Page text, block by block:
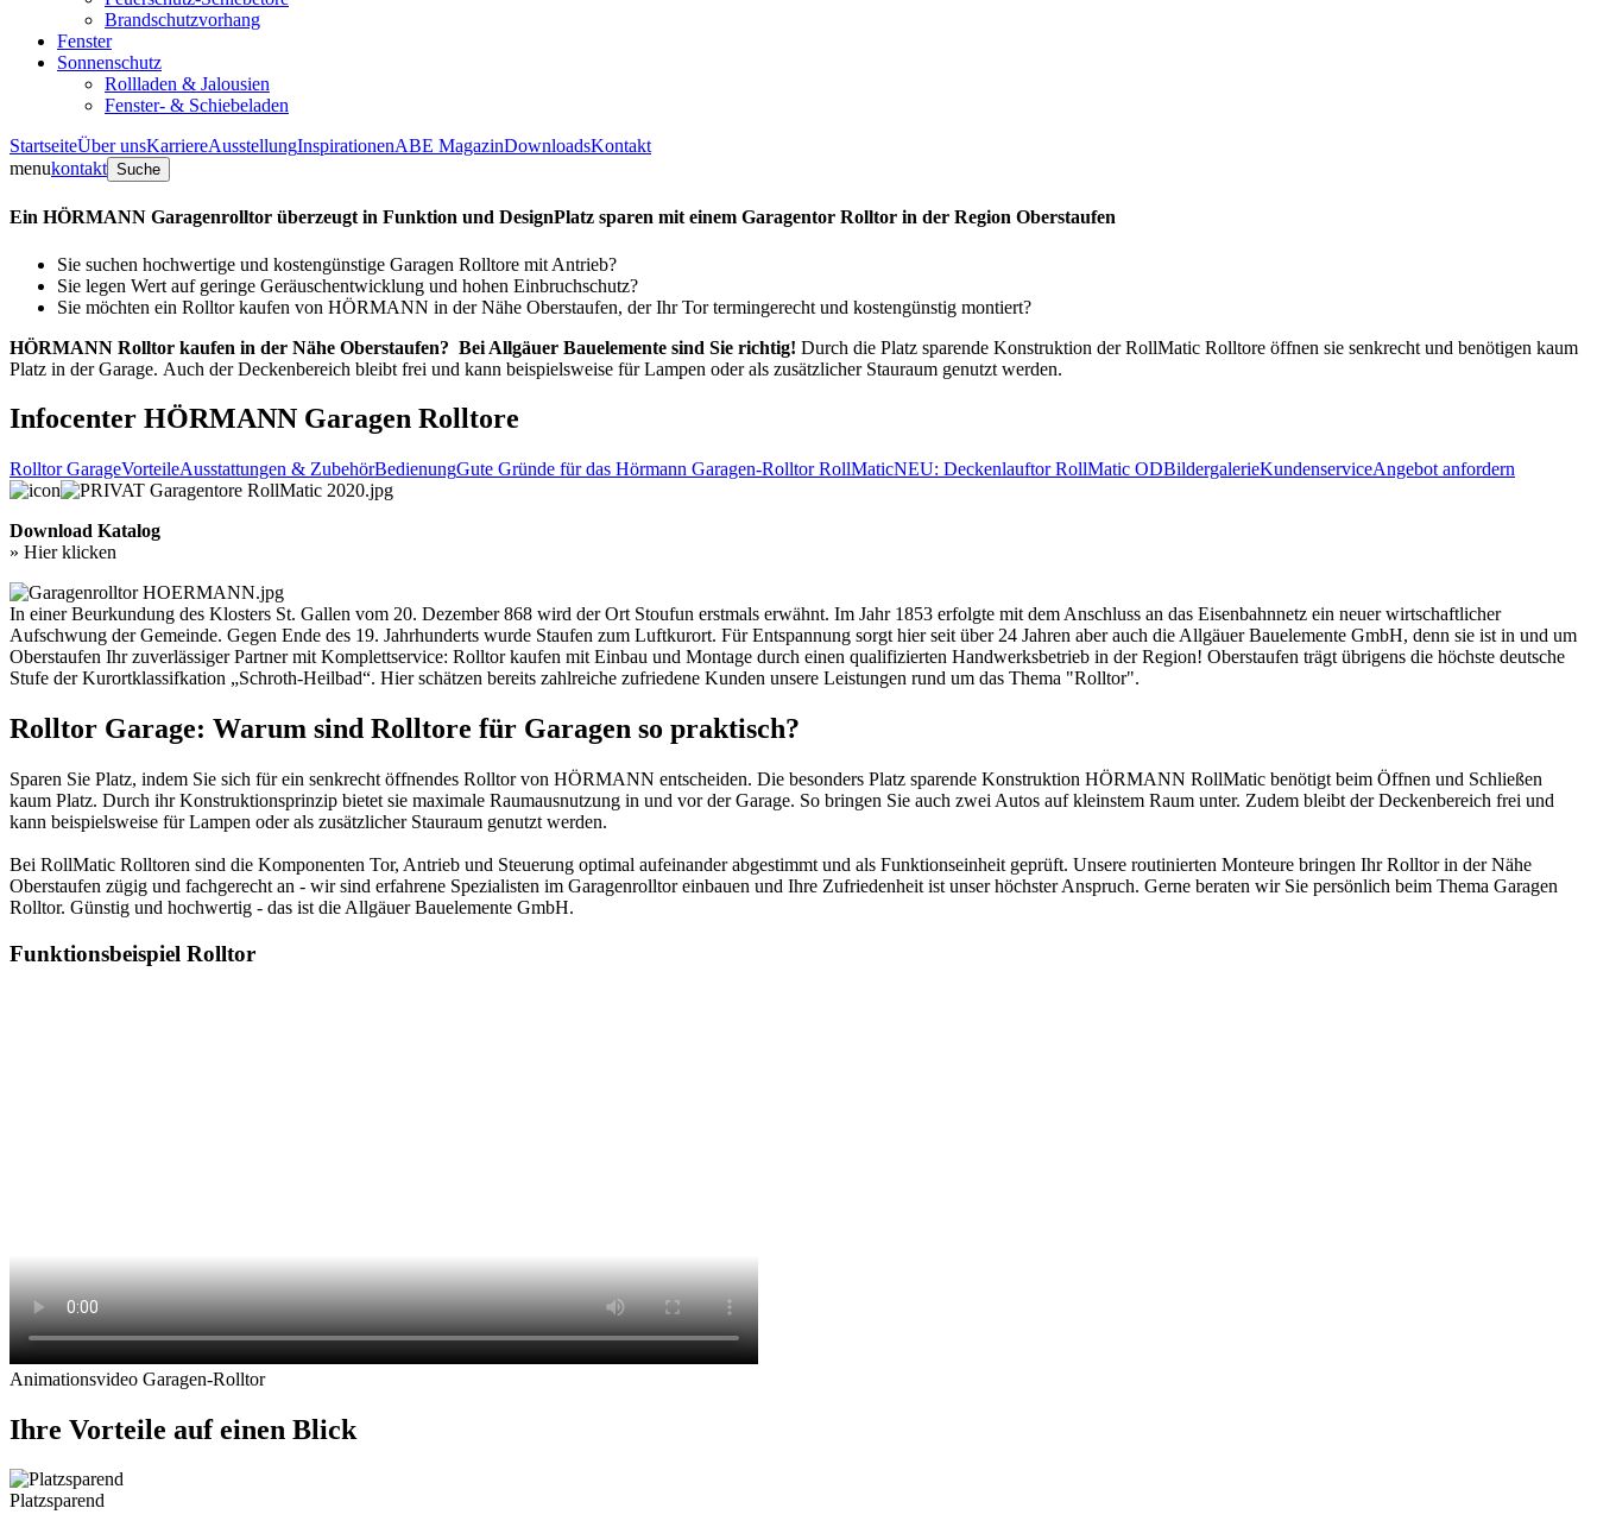
Brandschutzvorhang
Fenster
Sonnenschutz
Rollladen & Jalousien
Fenster- & Schiebeladen
StartseiteÜber unsKarriereAusstellungInspirationenABE MagazinDownloadsKontakt
menukontakt Suche
Ein HÖRMANN Garagenrolltor überzeugt in Funktion und DesignPlatz sparen mit einem Garagentor Rolltor in der Region Oberstaufen
Sie suchen hochwertige und kostengünstige Garagen Rolltore mit Antrieb?
Sie legen Wert auf geringe Geräuschentwicklung und hohen Einbruchschutz?
Sie möchten ein Rolltor kaufen von HÖRMANN in der Nähe Oberstaufen, der Ihr Tor termingerecht und kostengünstig montiert?
HÖRMANN Rolltor kaufen in der Nähe Oberstaufen? Bei Allgäuer Bauelemente sind Sie richtig! Durch die Platz sparende Konstruktion der RollMatic Rolltore öffnen sie senkrecht und benötigen kaum
Platz in der Garage. Auch der Deckenbereich bleibt frei und kann beispielsweise für Lampen oder als zusätzlicher Stauraum genutzt werden.
Infocenter HÖRMANN Garagen Rolltore
Rolltor GarageVorteileAusstattungen & ZubehörBedienungGute Gründe für das Hörmann Garagen-Rolltor RollMaticNEU: Deckenlauftor RollMatic ODBildergalerieKundenserviceAngebot anfordern
Download Katalog
» Hier klicken
In einer Beurkundung des Klosters St. Gallen vom 20. Dezember 868 wird der Ort Stoufun erstmals erwähnt. Im Jahr 1853 erfolgte mit dem Anschluss an das Eisenbahnnetz ein neuer wirtschaftlicher
Aufschwung der Gemeinde. Gegen Ende des 19. Jahrhunderts wurde Staufen zum Luftkurort. Für Entspannung sorgt hier seit über 24 Jahren aber auch die Allgäuer Bauelemente GmbH, denn sie ist in und um
Oberstaufen Ihr zuverlässiger Partner mit Komplettservice: Rolltor kaufen mit Einbau und Montage durch einen qualifizierten Handwerksbetrieb in der Region! Oberstaufen trägt übrigens die höchste deutsche
Stufe der Kurortklassifkation „Schroth-Heilbad“. Hier schätzen bereits zahlreiche zufriedene Kunden unsere Leistungen rund um das Thema "Rolltor".
Rolltor Garage: Warum sind Rolltore für Garagen so praktisch?
Sparen Sie Platz, indem Sie sich für ein senkrecht öffnendes Rolltor von HÖRMANN entscheiden. Die besonders Platz sparende Konstruktion HÖRMANN RollMatic benötigt beim Öffnen und Schließen
kaum Platz. Durch ihr Konstruktionsprinzip bietet sie maximale Raumausnutzung in und vor der Garage. So bringen Sie auch zwei Autos auf kleinstem Raum unter. Zudem bleibt der Deckenbereich frei und
kann beispielsweise für Lampen oder als zusätzlicher Stauraum genutzt werden.
Bei RollMatic Rolltoren sind die Komponenten Tor, Antrieb und Steuerung optimal aufeinander abgestimmt und als Funktionseinheit geprüft. Unsere routinierten Monteure bringen Ihr Rolltor in der Nähe
Oberstaufen zügig und fachgerecht an - wir sind erfahrene Spezialisten im Garagenrolltor einbauen und Ihre Zufriedenheit ist unser höchster Anspruch. Gerne beraten wir Sie persönlich beim Thema Garagen
Rolltor. Günstig und hochwertig - das ist die Allgäuer Bauelemente GmbH.
Funktionsbeispiel Rolltor
Animationsvideo Garagen-Rolltor
Ihre Vorteile auf einen Blick
Platzsparend